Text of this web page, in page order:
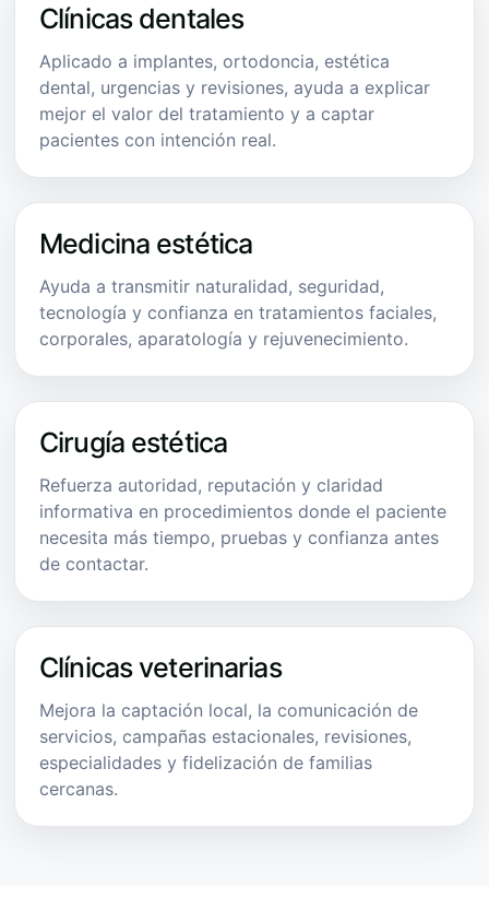
Clínicas dentales
Aplicado a implantes, ortodoncia, estética
dental, urgencias y revisiones, ayuda a explicar
mejor el valor del tratamiento y a captar
pacientes con intención real.
Medicina estética
Ayuda a transmitir naturalidad, seguridad,
tecnología y confianza en tratamientos faciales,
corporales, aparatología y rejuvenecimiento.
Cirugía estética
Refuerza autoridad, reputación y claridad
informativa en procedimientos donde el paciente
necesita más tiempo, pruebas y confianza antes
de contactar.
Clínicas veterinarias
Mejora la captación local, la comunicación de
servicios, campañas estacionales, revisiones,
especialidades y fidelización de familias
cercanas.